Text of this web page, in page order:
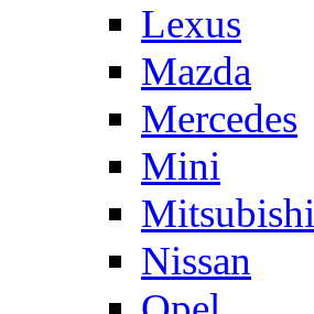
Lexus
Mazda
Mercedes
Mini
Mitsubishi
Nissan